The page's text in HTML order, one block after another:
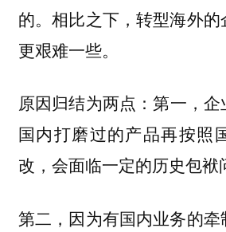
的。相比之下，转型海外
更艰难一些。
原因归结为两点：第一，企
国内打磨过的产品再按照
改，会面临一定的历史包袱
第二，因为有国内业务的